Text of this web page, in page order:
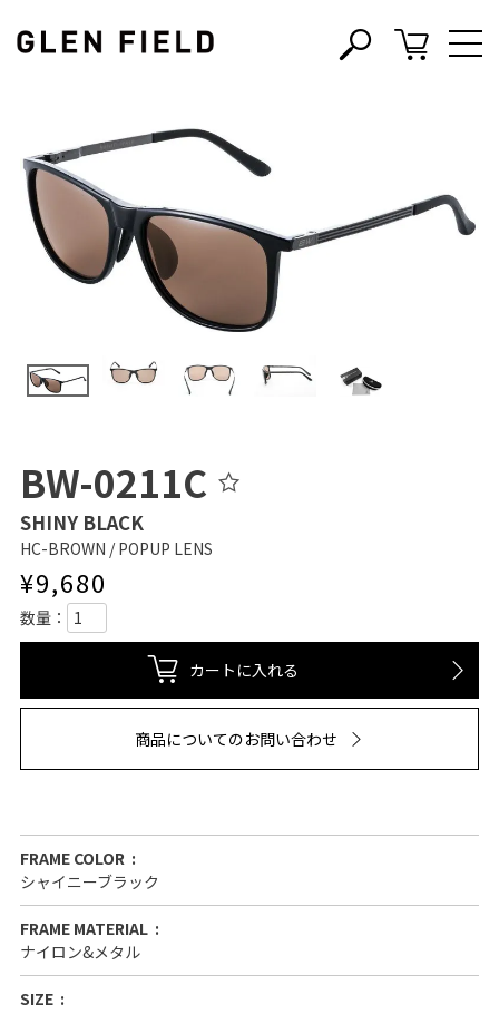
s c
BW-0211C
SHINY BLACK
HC-BROWN / POPUP LENS
¥9,680
カートに入れる
商品についてのお問い合わせ
FRAME COLOR
シャイニーブラック
FRAME MATERIAL
ナイロン&メタル
SIZE